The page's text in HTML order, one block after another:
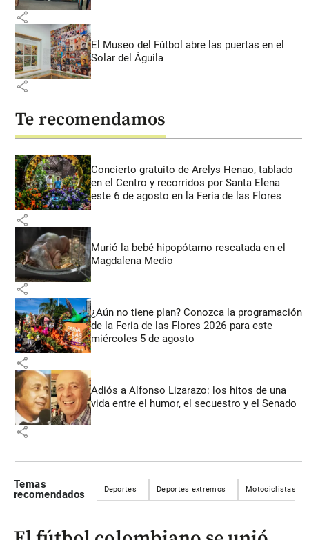
share
El Museo del Fútbol abre las puertas en el
Solar del Águila
share
Te recomendamos
Concierto gratuito de Arelys Henao, tablado
en el Centro y recorridos por Santa Elena
este 6 de agosto en la Feria de las Flores
share
Murió la bebé hipopótamo rescatada en el
Magdalena Medio
share
¿Aún no tiene plan? Conozca la programación
de la Feria de las Flores 2026 para este
miércoles 5 de agosto
share
Adiós a Alfonso Lizarazo: los hitos de una
vida entre el humor, el secuestro y el Senado
share
Temas
recomendados
Deportes Deportes extremos Motociclistas